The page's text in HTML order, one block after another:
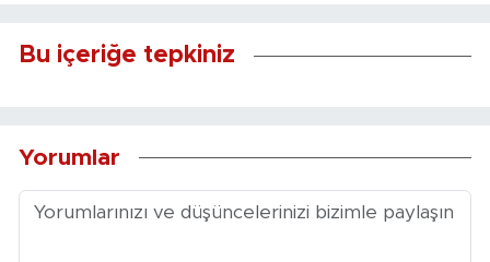
Bu içeriğe tepkiniz
Yorumlar